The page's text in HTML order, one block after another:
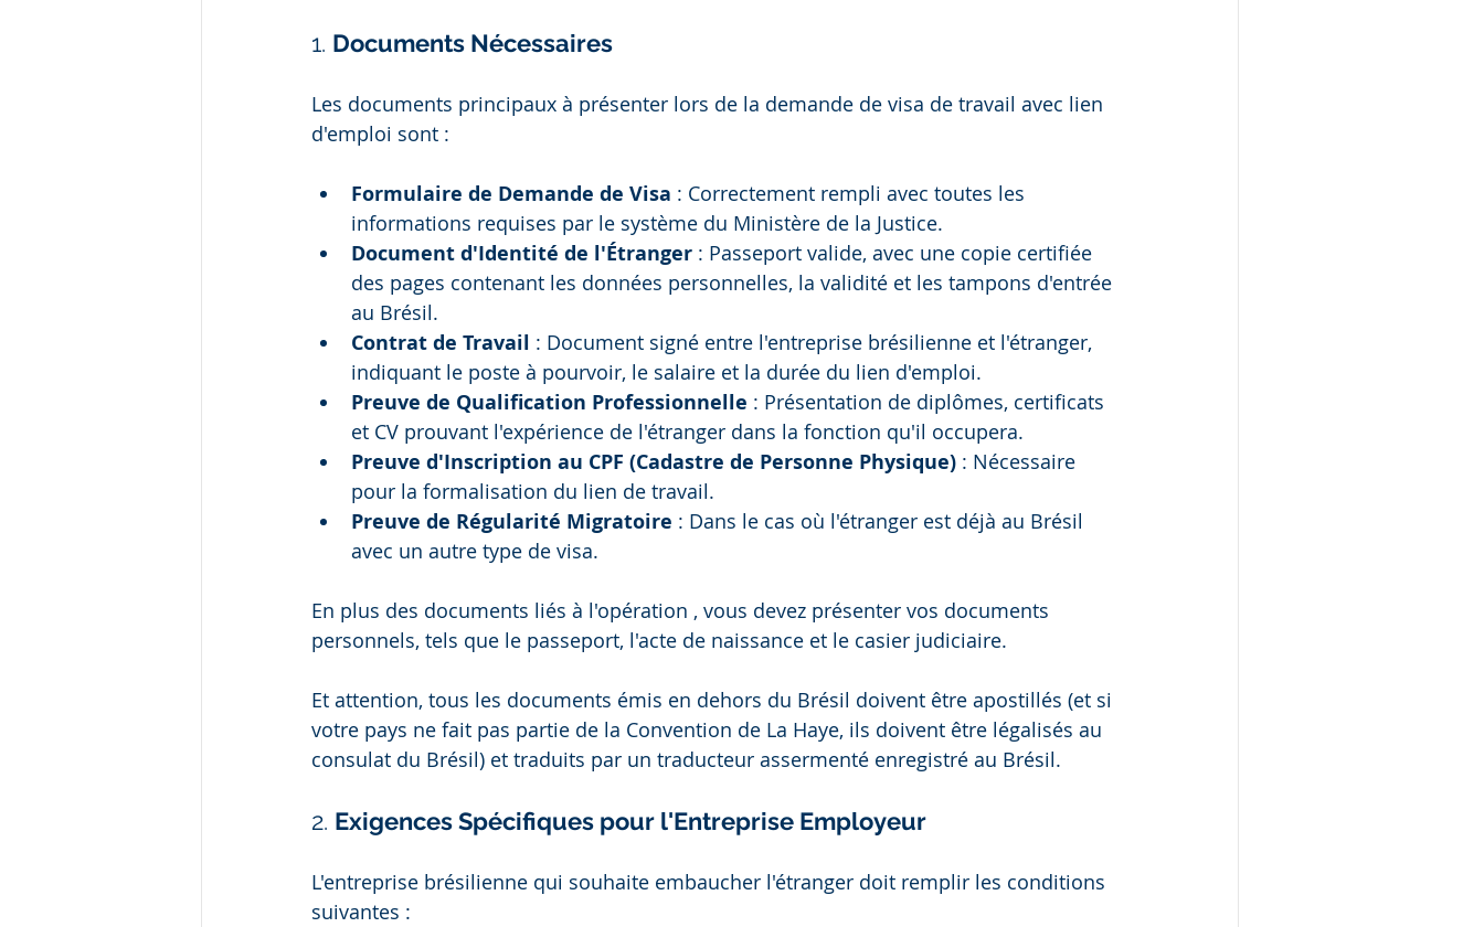
1. Documents Nécessaires
Les documents principaux à présenter lors de la demande de visa de travail avec lien
d'emploi sont :
Formulaire de Demande de Visa : Correctement rempli avec toutes les
informations requises par le système du Ministère de la Justice.
Document d'Identité de l'Étranger : Passeport valide, avec une copie certifiée
des pages contenant les données personnelles, la validité et les tampons d'entrée
au Brésil.
Contrat de Travail : Document signé entre l'entreprise brésilienne et l'étranger,
indiquant le poste à pourvoir, le salaire et la durée du lien d'emploi.
Preuve de Qualification Professionnelle : Présentation de diplômes, certificats
et CV prouvant l'expérience de l'étranger dans la fonction qu'il occupera.
Preuve d'Inscription au CPF (Cadastre de Personne Physique) : Nécessaire
pour la formalisation du lien de travail.
Preuve de Régularité Migratoire : Dans le cas où l'étranger est déjà au Brésil
avec un autre type de visa.
En plus des documents liés à l'opération , vous devez présenter vos documents
personnels, tels que le passeport, l'acte de naissance et le casier judiciaire.
Et attention, tous les documents émis en dehors du Brésil doivent être apostillés (et si
votre pays ne fait pas partie de la Convention de La Haye, ils doivent être légalisés au
consulat du Brésil) et traduits par un traducteur assermenté enregistré au Brésil.
2. Exigences Spécifiques pour l'Entreprise Employeur
L'entreprise brésilienne qui souhaite embaucher l'étranger doit remplir les conditions
suivantes :